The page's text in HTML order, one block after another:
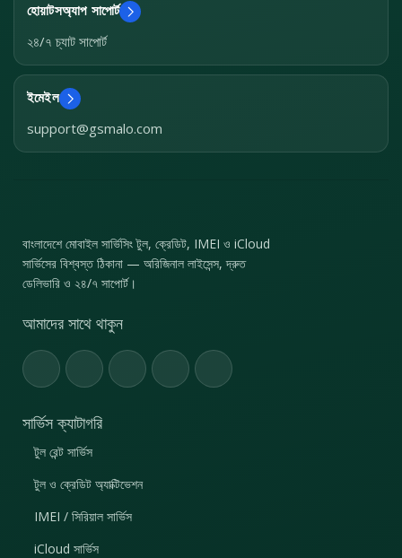
হোয়াটসঅ্যাপ সাপোর্ট
২৪/৭ চ্যাট সাপোর্ট
ইমেইল
support@gsmalo.com
বাংলাদেশে মোবাইল সার্ভিসিং টুল, ক্রেডিট, IMEI ও iCloud
সার্ভিসের বিশ্বস্ত ঠিকানা — অরিজিনাল লাইসেন্স, দ্রুত
ডেলিভারি ও ২৪/৭ সাপোর্ট।
আমাদের সাথে থাকুন
সার্ভিস ক্যাটাগরি
টুল রেন্ট সার্ভিস
টুল ও ক্রেডিট অ্যাক্টিভেশন
IMEI / সিরিয়াল সার্ভিস
iCloud সার্ভিস